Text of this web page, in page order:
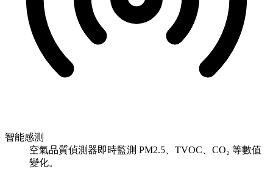
智能感測
空氣品質偵測器即時監測 PM2.5、TVOC、CO₂ 等數值
變化。